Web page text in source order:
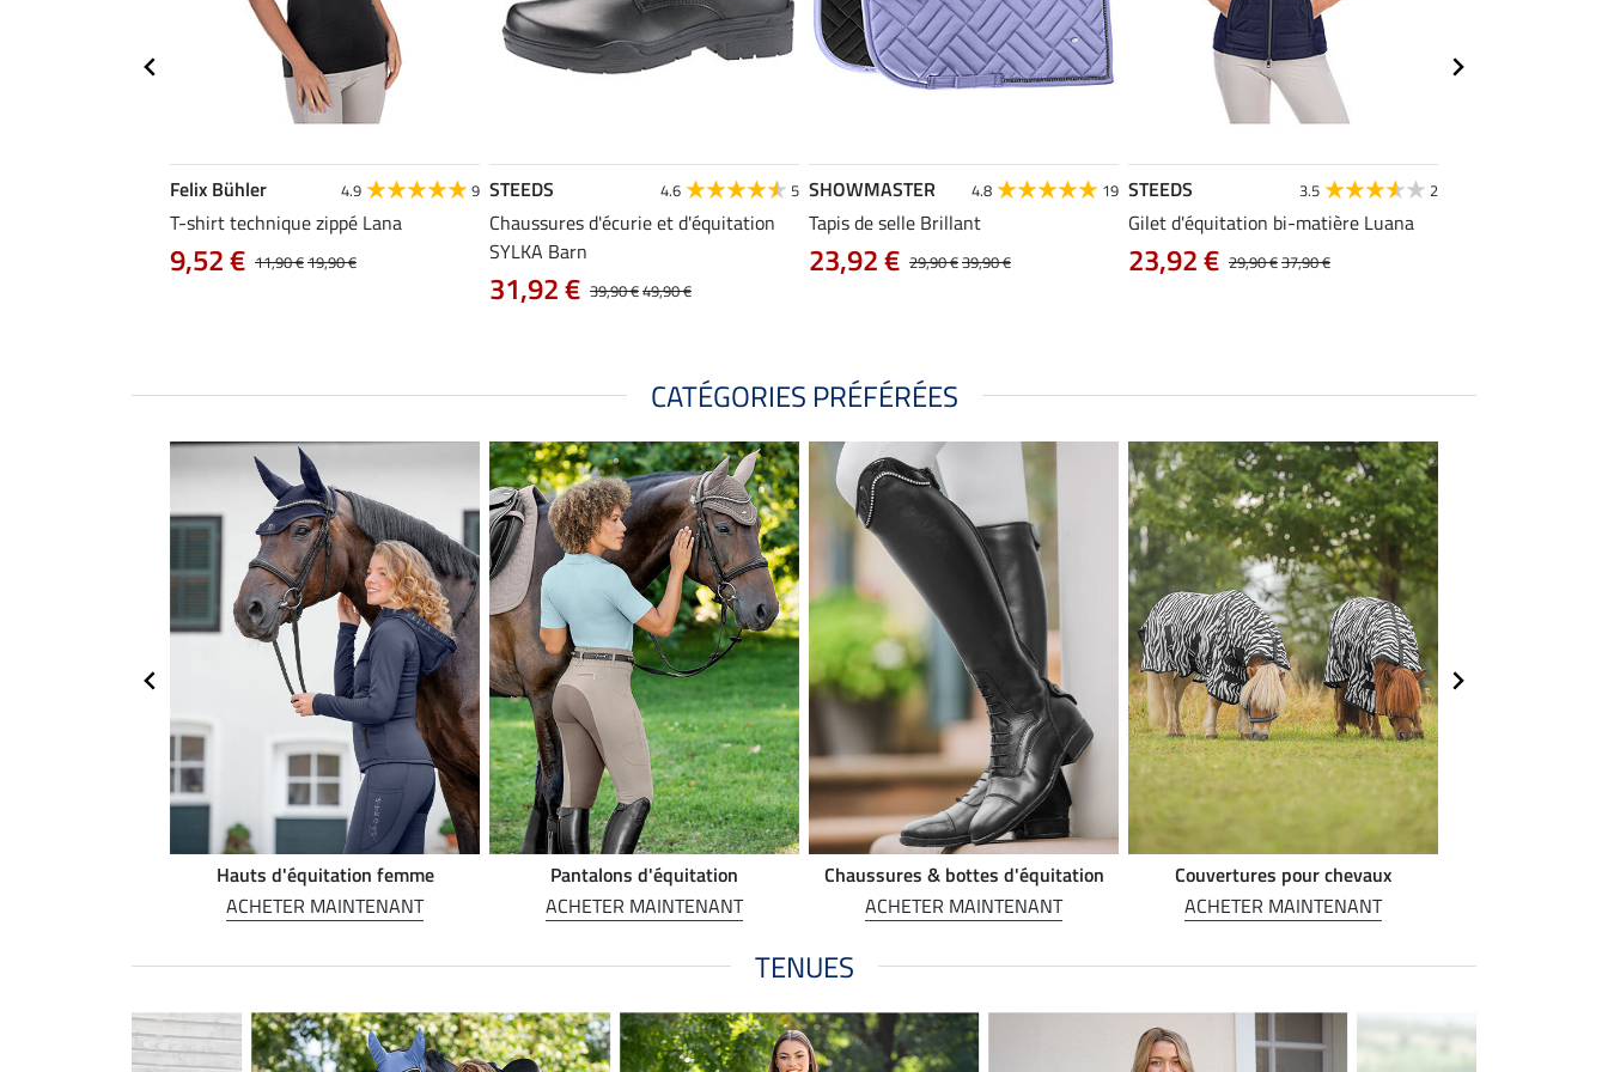
Felix Bühler 4.9 9
T-shirt technique zippé Lana
11,90 €19,90 €
9,52 €
STEEDS 4.6 5
Chaussures d'écurie et d'équitation
SYLKA Barn
39,90 €49,90 €
31,92 €
SHOWMASTER 4.8 19
Tapis de selle Brillant
29,90 €39,90 €
23,92 €
STEEDS 3.5 2
Gilet d'équitation bi-matière Luana
29,90 €37,90 €
23,92 €
CATÉGORIES PRÉFÉRÉES
Hauts d'équitation femme
ACHETER MAINTENANT
Pantalons d'équitation
ACHETER MAINTENANT
Chaussures & bottes d'équitation
ACHETER MAINTENANT
Couvertures pour chevaux
ACHETER MAINTENANT
TENUES